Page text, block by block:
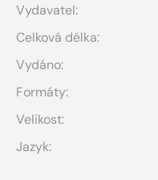
Vydavatel:
Celková délka:
Vydáno:
Formáty:
Velikost:
Jazyk: